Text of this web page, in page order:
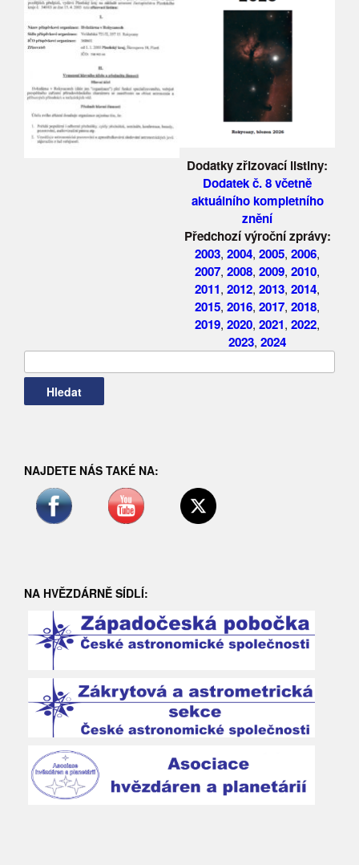
Dodatky zřizovací listiny:
Dodatek č. 8 včetně
aktuálního kompletního
znění
Předchozí výroční zprávy:
2003, 2004, 2005, 2006,
2007, 2008, 2009, 2010,
2011, 2012, 2013, 2014,
2015, 2016, 2017, 2018,
2019, 2020, 2021, 2022,
2023, 2024
NAJDETE NÁS TAKÉ NA:
NA HVĚZDÁRNĚ SÍDLÍ: